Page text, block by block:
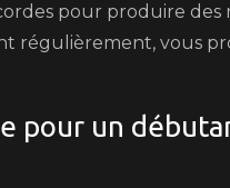
pour produire des
régulièrement, vous
pour un